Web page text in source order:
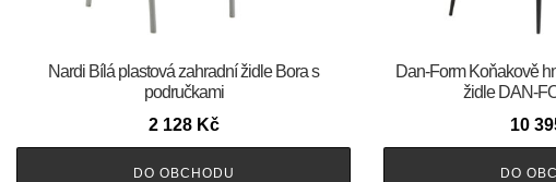
Nardi Bílá plastová zahradní židle Bora s
područkami
2 128 Kč
DO OBCHODU
​​​​​Dan-Form Koňakově
židle DAN-
10
DO